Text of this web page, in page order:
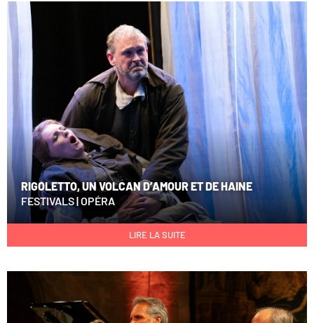
RIGOLETTO, UN VOLCAN D’AMOUR ET DE HAINE
FESTIVALS|OPÉRA
LIRE LA SUITE